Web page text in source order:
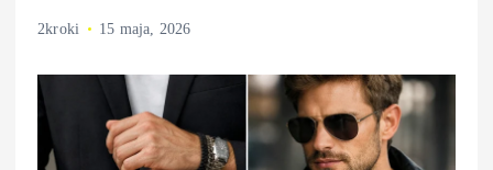
2kroki 15 maja, 2026